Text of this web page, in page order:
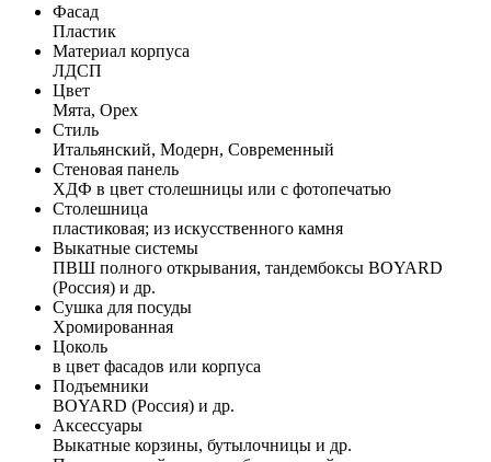
Фасад
Пластик
Материал корпуса
ЛДСП
Цвет
Мята, Орех
Стиль
Итальянский, Модерн, Современный
Стеновая панель
ХДФ в цвет столешницы или с фотопечатью
Столешница
пластиковая; из искусственного камня
Выкатные системы
ПВШ полного открывания, тандембоксы BOYARD
(Россия) и др.
Сушка для посуды
Хромированная
Цоколь
в цвет фасадов или корпуса
Подъемники
BOYARD (Россия) и др.
Аксессуары
Выкатные корзины, бутылочницы и др.